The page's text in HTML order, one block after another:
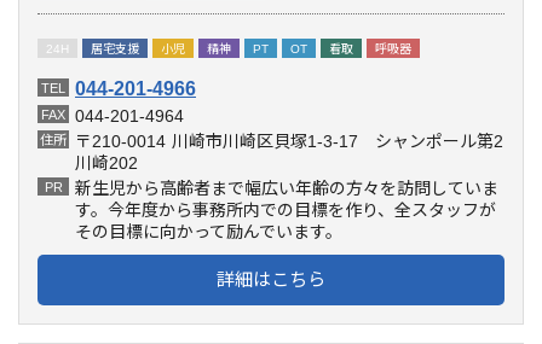
24H 居宅支援 小児 精神 PT OT 看取 呼吸器
TEL 044-201-4966
FAX 044-201-4964
住所 〒210-0014 川崎市川崎区貝塚1-3-17 シャンポール第2
川崎202
PR
新生児から高齢者まで幅広い年齢の方々を訪問していま
す。今年度から事務所内での目標を作り、全スタッフが
その目標に向かって励んでいます。
詳細はこちら